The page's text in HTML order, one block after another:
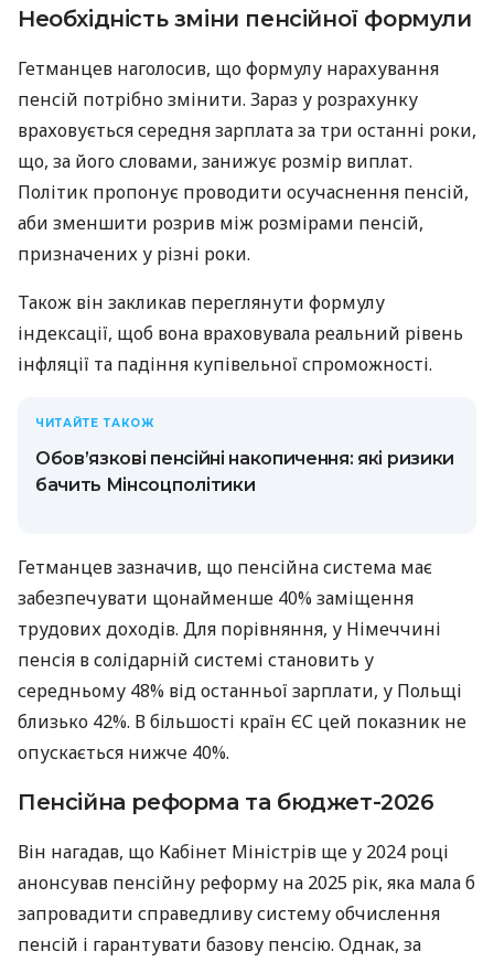
Необхідність зміни пенсійної формули
Гетманцев наголосив, що формулу нарахування
пенсій потрібно змінити. Зараз у розрахунку
враховується середня зарплата за три останні роки,
що, за його словами, занижує розмір виплат.
Політик пропонує проводити осучаснення пенсій,
аби зменшити розрив між розмірами пенсій,
призначених у різні роки.
Також він закликав переглянути формулу
індексації, щоб вона враховувала реальний рівень
інфляції та падіння купівельної спроможності.
ЧИТАЙТЕ ТАКОЖ
Обов’язкові пенсійні накопичення: які ризики
бачить Мінсоцполітики
Гетманцев зазначив, що пенсійна система має
забезпечувати щонайменше 40% заміщення
трудових доходів. Для порівняння, у Німеччині
пенсія в солідарній системі становить у
середньому 48% від останньої зарплати, у Польщі
близько 42%. В більшості країн ЄС цей показник не
опускається нижче 40%.
Пенсійна реформа та бюджет-2026
Він нагадав, що Кабінет Міністрів ще у 2024 році
анонсував пенсійну реформу на 2025 рік, яка мала б
запровадити справедливу систему обчислення
пенсій і гарантувати базову пенсію. Однак, за